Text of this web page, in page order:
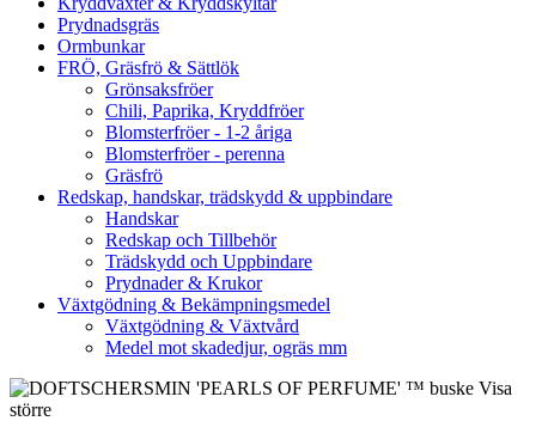
Prydnadsgräs
Ormbunkar
FRÖ, Gräsfrö & Sättlök
Grönsaksfröer
Chili, Paprika, Kryddfröer
Blomsterfröer - 1-2 åriga
Blomsterfröer - perenna
Gräsfrö
Redskap, handskar, trädskydd & uppbindare
Handskar
Redskap och Tillbehör
Trädskydd och Uppbindare
Prydnader & Krukor
Växtgödning & Bekämpningsmedel
Växtgödning & Växtvård
Medel mot skadedjur, ogräs mm
Visa
större